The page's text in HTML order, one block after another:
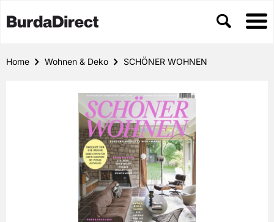
Home Wohnen & Deko SCHÖNER WOHNEN